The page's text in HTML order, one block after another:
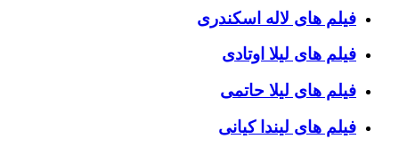
فیلم های لاله اسکندری
فیلم های لیلا اوتادی
فیلم های لیلا حاتمی
فیلم های لیندا کیانی